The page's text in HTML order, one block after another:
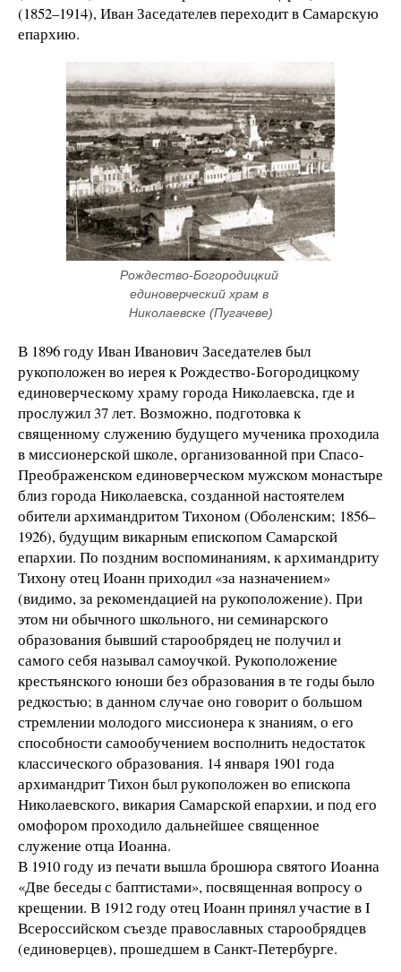
(1852–1914), Иван Заседателев переходит в Самарскую
епархию.
Рождество-Богородицкий
единоверческий храм в
Николаевске (Пугачеве)
В 1896 году Иван Иванович Заседателев был
рукоположен во иерея к Рождество-Богородицкому
единоверческому храму города Николаевска, где и
прослужил 37 лет. Возможно, подготовка к
священному служению будущего мученика проходила
в миссионерской школе, организованной при Спасо-
Преображенском единоверческом мужском монастыре
близ города Николаевска, созданной настоятелем
обители архимандритом Тихоном (Оболенским; 1856–
1926), будущим викарным епископом Самарской
епархии. По поздним воспоминаниям, к архимандриту
Тихону отец Иоанн приходил «за назначением»
(видимо, за рекомендацией на рукоположение). При
этом ни обычного школьного, ни семинарского
образования бывший старообрядец не получил и
самого себя называл самоучкой. Рукоположение
крестьянского юноши без образования в те годы было
редкостью; в данном случае оно говорит о большом
стремлении молодого миссионера к знаниям, о его
способности самообучением восполнить недостаток
классического образования. 14 января 1901 года
архимандрит Тихон был рукоположен во епископа
Николаевского, викария Самарской епархии, и под его
омофором проходило дальнейшее священное
служение отца Иоанна.
В 1910 году из печати вышла брошюра святого Иоанна
«Две беседы с баптистами», посвященная вопросу о
крещении. В 1912 году отец Иоанн принял участие в I
Всероссийском съезде православных старообрядцев
(единоверцев), прошедшем в Санкт-Петербурге.